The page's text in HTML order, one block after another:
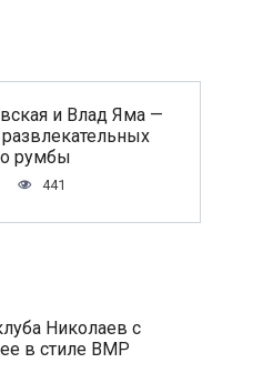
и Влад Яма —
румбы
441
Николаев с
в стиле BMP